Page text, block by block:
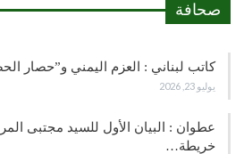
صحافة
كاتب لبناني : العزم اليمني و”حصار
يوليو 23, 2026
عطوان : البيان الأول للسيد مجتبى
خريطة…